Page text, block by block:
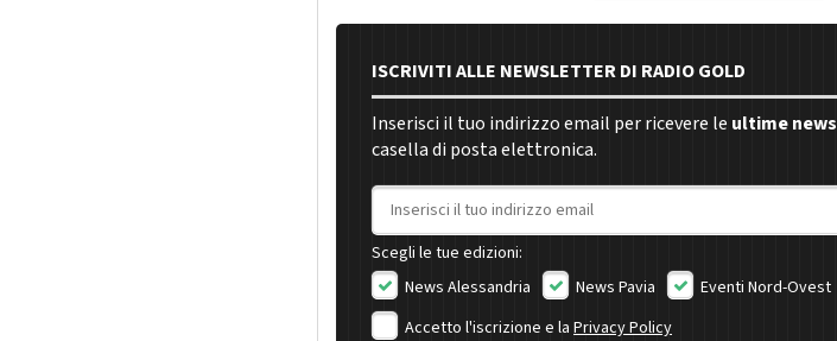
ISCRIVITI ALLE NEWSLETTER DI RADIO GOLD
Inserisci il tuo indirizzo email per ricevere le ultime news
casella di posta elettronica.
Indirizzo email
Scegli le tue edizioni:
News Alessandria
News Pavia
Eventi Nord-Ovest
Accetto l'iscrizione e la Privacy Policy